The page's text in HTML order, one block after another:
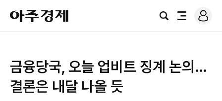
아
주
경
검
전
로
그
금융당국, 오늘 업비트 징계 논의…
결론은 내달 나올 듯